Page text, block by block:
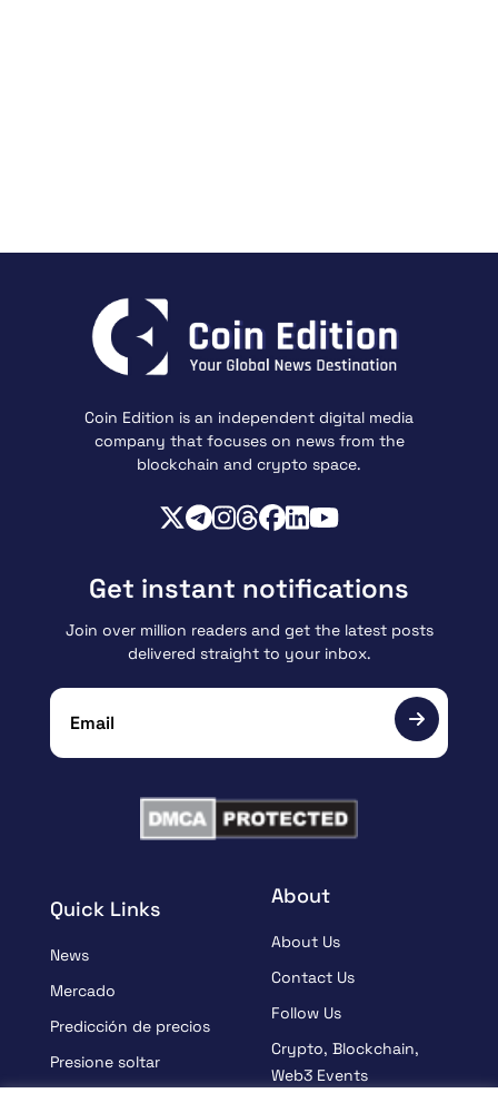
Coin Edition is an independent digital media
company that focuses on news from the
blockchain and crypto space.
Quick Links
News
Mercado
Predicción de precios
Presione soltar
About
About Us
Contact Us
Follow Us
Crypto, Blockchain,
Web3 Events
Get instant notifications
Join over million readers and get the latest posts
delivered straight to your inbox.